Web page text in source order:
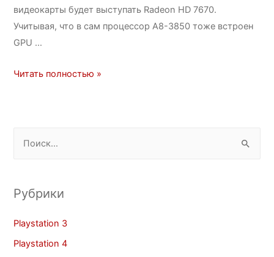
видеокарты будет выступать Radeon HD 7670.
Учитывая, что в сам процессор A8-3850 тоже встроен
GPU …
Читать полностью »
Рубрики
Playstation 3
Playstation 4